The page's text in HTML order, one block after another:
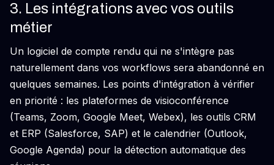
3. Les intégrations avec vos outils
métier
Un logiciel de compte rendu qui ne s'intègre pas
naturellement dans vos workflows sera abandonné en
quelques semaines. Les points d'intégration à vérifier
en priorité : les plateformes de visioconférence
(Teams, Zoom, Google Meet, Webex), les outils CRM
et ERP (Salesforce, SAP) et le calendrier (Outlook,
Google Agenda) pour la détection automatique des